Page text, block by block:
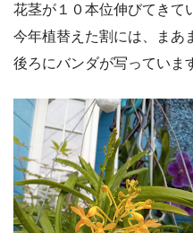
花茎が１０本位伸びてきて
今年植替えた割には、まあ
後ろにバンダが写っていま